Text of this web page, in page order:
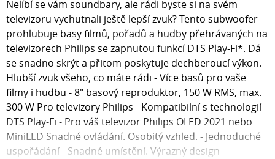
Nelíbí se vám soundbary, ale rádi byste si na svém
televizoru vychutnali ještě lepší zvuk? Tento subwoofer
prohlubuje basy filmů, pořadů a hudby přehrávaných na
televizorech Philips se zapnutou funkcí DTS Play-Fi*. Dá
se snadno skrýt a přitom poskytuje dechberoucí výkon.
Hlubší zvuk všeho, co máte rádi - Více basů pro vaše
filmy i hudbu - 8" basový reproduktor, 150 W RMS, max.
300 W Pro televizory Philips - Kompatibilní s technologií
DTS Play-Fi - Pro váš televizor Philips OLED 2021 nebo
MiniLED Snadné ovládání. Osobitý vzhled. - Jednoduché
uspořádání - Snadné umístění. Výrazný design